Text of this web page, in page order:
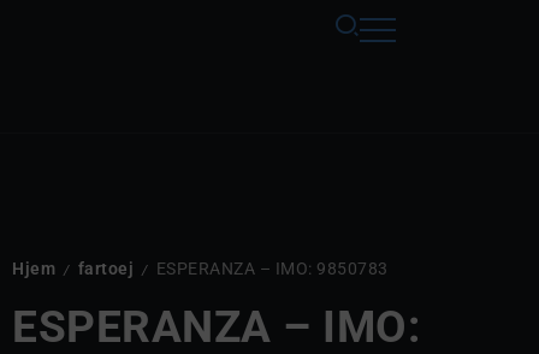
Hjem / fartoej / ESPERANZA – IMO: 9850783
ESPERANZA – IMO: